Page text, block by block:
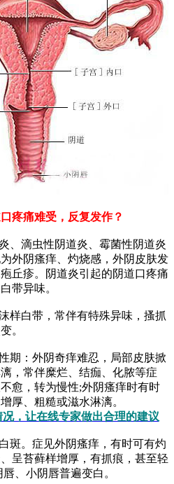
疼痛难受，反复发作？
、滴虫性阴道炎、霉菌性阴道炎
外阴瘙痒、灼烧感，外阴皮肤发
丘疹。阴道炎引起的阴道口疼痛
带异味。
样白带，常伴有特殊异味，搔抓
。
期：外阴奇痒难忍，局部皮肤掀
，常伴糜烂、结痂、化脓等症
愈，转为慢性;外阴瘙痒时有时
厚、粗糙或滋水淋漓。
，让在线专家做出合理的建议
斑。症见外阴瘙痒，有时可有灼
呈苔藓样增厚，有抓痕，甚至轻
、小阴唇普遍变白。